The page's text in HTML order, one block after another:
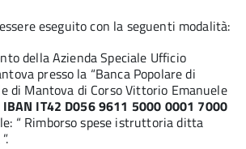
eseguito con la seguenti modalità:
della Azienda Speciale Ufficio
presso la “Banca Popolare di
di Mantova di Corso Vittorio Emanuele
IBAN IT42 D056 9611 5000 0001 7000
“ Rimborso spese istruttoria ditta